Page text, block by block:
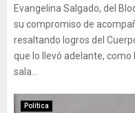
Evangelina Salgado, del
su compromiso de
resaltando logros del
que lo llevó adelante, como
sala...
Política